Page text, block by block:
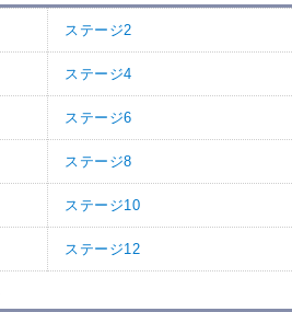
ステージ2
ステージ4
ステージ6
ステージ8
ステージ10
ステージ12